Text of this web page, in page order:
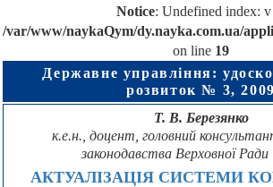
Notice: Undefined index:
/var/www/naykaQym/dy.nayka.com.ua/
on line 19
Державне управління:
розвиток № 3, 2009
Т. В. Березянко
к.е.н., доцент, головний
законодавства Верховної Ради
АКТУАЛІЗАЦІЯ СИСТЕМИ